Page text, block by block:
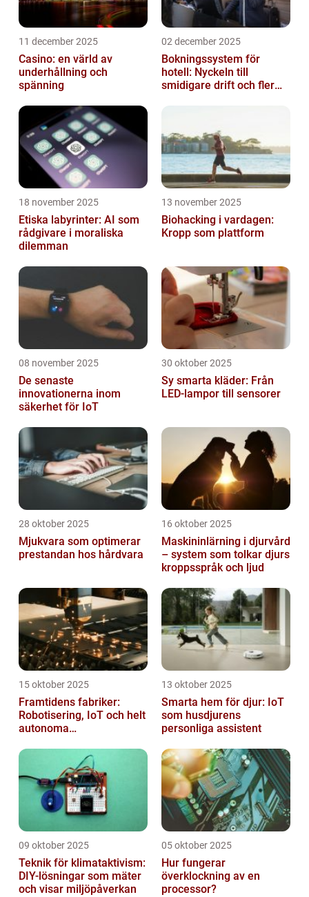
11 december 2025
Casino: en värld av
underhållning och
spänning
02 december 2025
Bokningssystem för
hotell: Nyckeln till
smidigare drift och fler
18 november 2025
Etiska labyrinter: AI som
rådgivare i moraliska
dilemman
13 november 2025
Biohacking i vardagen:
Kropp som plattform
08 november 2025
De senaste
innovationerna inom
säkerhet för IoT
30 oktober 2025
Sy smarta kläder: Från
LED-lampor till sensorer
28 oktober 2025
Mjukvara som optimerar
prestandan hos hårdvara
16 oktober 2025
Maskininlärning i djurvård
– system som tolkar djurs
kroppsspråk och ljud
15 oktober 2025
Framtidens fabriker:
Robotisering, IoT och helt
autonoma
13 oktober 2025
Smarta hem för djur: IoT
som husdjurens
personliga assistent
09 oktober 2025
Teknik för klimataktivism:
DIY-lösningar som mäter
och visar miljöpåverkan
05 oktober 2025
Hur fungerar
överklockning av en
processor?